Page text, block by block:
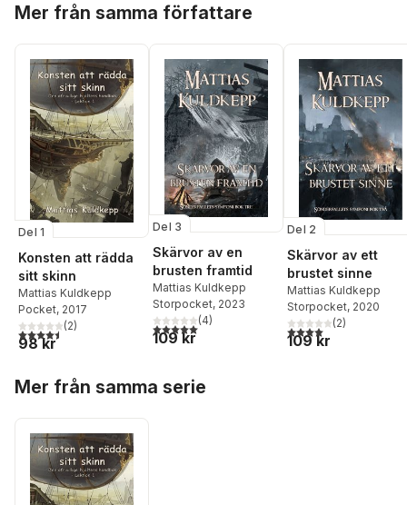
Mer från samma författare
Del 1
Konsten att rädda
sitt skinn
Mattias Kuldkepp
Pocket, 2017
4,5utav 5 stjärnor. Totalt antal röster:
(2)
98 kr
Del 3
Skärvor av en
brusten framtid
Mattias Kuldkepp
Storpocket, 2023
5,0utav 5 stjärnor. Totalt antal röster:
(4)
109 kr
Del 2
Skärvor av ett
brustet sinne
Mattias Kuldkepp
Storpocket, 2020
4,0utav 5 stjärnor.
(2)
109 kr
Mer från samma serie